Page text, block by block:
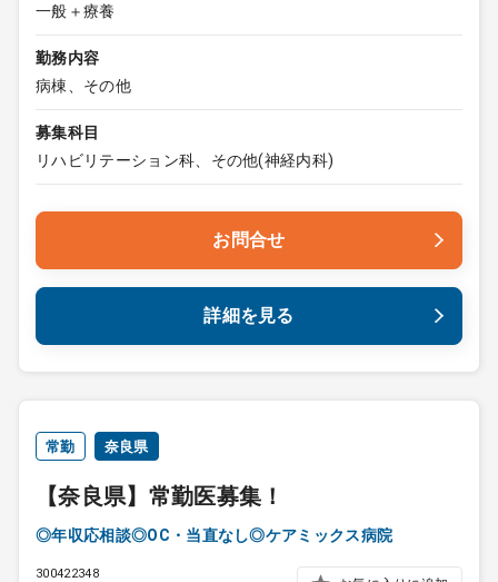
一般＋療養
勤務内容
病棟、その他
募集科目
リハビリテーション科、その他(神経内科)
お問合せ
詳細を見る
常勤 奈良県
【奈良県】常勤医募集！
◎年収応相談◎OC・当直なし◎ケアミックス病院
300422348